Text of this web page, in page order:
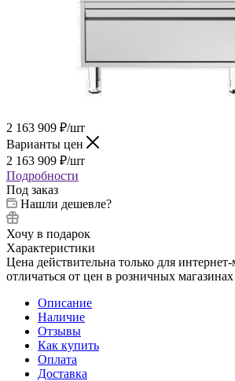
2 163 909 ₽/шт
Варианты цен
2 163 909 ₽/шт
Подробности
Под заказ
Нашли дешевле?
Хочу в подарок
Характеристики
Цена действительна только для
отличаться от цен в розничных магазинах
Описание
Наличие
Отзывы
Как купить
Оплата
Доставка